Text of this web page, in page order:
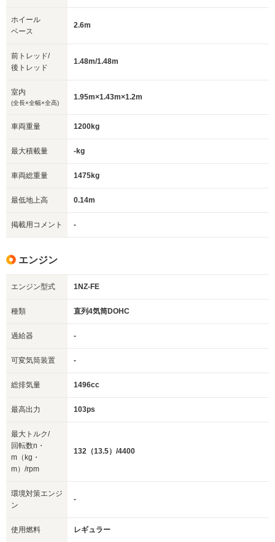
ホイール
ベース
2.6m
前トレッド/
後トレッド
1.48m/1.48m
室内
(全長×全幅×全高)
1.95m×1.43m×1.2m
車両重量 1200kg
最大積載量 -kg
車両総重量 1475kg
最低地上高 0.14m
掲載用コメント -
エンジン
エンジン型式 1NZ-FE
種類 直列4気筒DOHC
過給器 -
可変気筒装置 -
総排気量 1496cc
最高出力 103ps
最大トルク/
回転数n・
m（kg・
m）/rpm
132（13.5）/4400
環境対策エンジ
ン
-
使用燃料 レギュラー